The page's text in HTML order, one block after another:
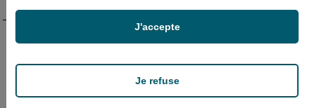
Je refuse
J'accepte